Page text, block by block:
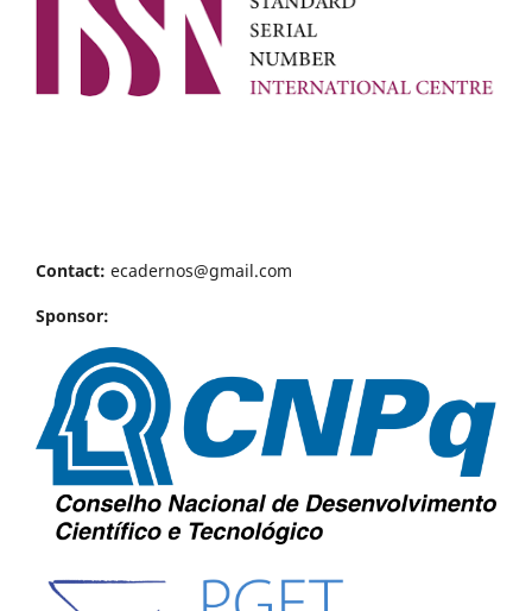
Contact: ecadernos@gmail.com
Sponsor: